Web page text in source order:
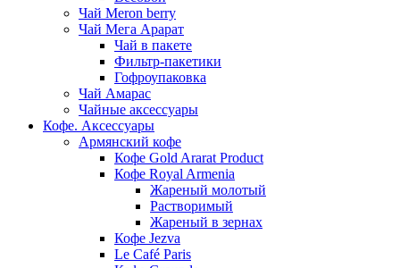
Чай Meron berry
Чай Мега Арарат
Чай в пакете
Фильтр-пакетики
Гофроупаковка
Чай Амарас
Чайные аксессуары
Кофе. Аксессуары
Армянский кофе
Кофе Gold Ararat Product
Кофе Royal Armenia
Жареный молотый
Растворимый
Жареный в зернах
Кофе Jezva
Le Café Paris